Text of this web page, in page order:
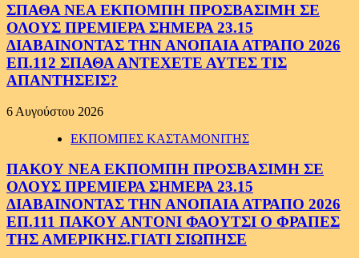
ΣΠΑΘΑ ΝΕΑ ΕΚΠΟΜΠΗ ΠΡΟΣΒΑΣΙΜΗ ΣΕ
ΟΛΟΥΣ ΠΡΕΜΙΕΡΑ ΣΗΜΕΡΑ 23.15
ΔΙΑΒΑΙΝΟΝΤΑΣ ΤΗΝ ΑΝΟΠΑΙΑ ΑΤΡΑΠΟ 2026
ΕΠ.112 ΣΠΑΘΑ ΑΝΤΕΧΕΤΕ ΑΥΤΕΣ ΤΙΣ
ΑΠΑΝΤΗΣΕΙΣ?
6 Αυγούστου 2026
ΕΚΠΟΜΠΕΣ ΚΑΣΤΑΜΟΝΙΤΗΣ
ΠΑΚΟΥ ΝΕΑ ΕΚΠΟΜΠΗ ΠΡΟΣΒΑΣΙΜΗ ΣΕ
ΟΛΟΥΣ ΠΡΕΜΙΕΡΑ ΣΗΜΕΡΑ 23.15
ΔΙΑΒΑΙΝΟΝΤΑΣ ΤΗΝ ΑΝΟΠΑΙΑ ΑΤΡΑΠΟ 2026
ΕΠ.111 ΠΑΚΟΥ ΑΝΤΟΝΙ ΦΑΟΥΤΣΙ Ο ΦΡΑΠΕΣ
ΤΗΣ ΑΜΕΡΙΚΗΣ.ΓΙΑΤΙ ΣΙΩΠΗΣΕ